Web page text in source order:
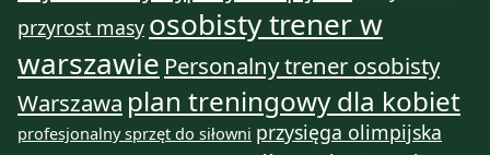
przyrost masy osobisty trener w
warszawie Personalny trener osobisty
Warszawa plan treningowy dla kobiet
profesjonalny sprzęt do siłowni przysięga olimpijska